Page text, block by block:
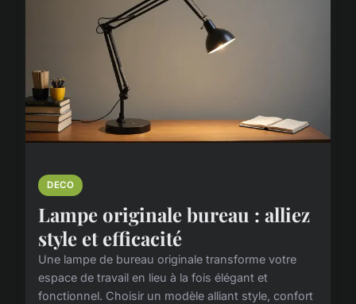
DECO
Lampe originale bureau : alliez
style et efficacité
Une lampe de bureau originale transforme votre
espace de travail en lieu à la fois élégant et
fonctionnel. Choisir un modèle alliant style, confort